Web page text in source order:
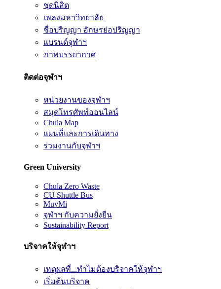
ชุดนิสิต
เพลงมหาวิทยาลัย
ชื่อปริญญา อักษรย่อปริญญา
แบรนด์จุฬาฯ
ภาพบรรยากาศ
ติดต่อจุฬาฯ
หน่วยงานของจุฬาฯ
สมุดโทรศัพท์ออนไลน์
Chula Map
แผนที่และการเดินทาง
ร่วมงานกับจุฬาฯ
Green University
Chula Zero Waste
CU Shuttle Bus
MuvMi
จุฬาฯ กับความยั่งยืน
Sustainability Report
บริจาคให้จุฬาฯ
เหตุผลที่...ทำไมต้องบริจาคให้จุฬาฯ
เริ่มต้นบริจาค